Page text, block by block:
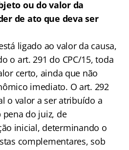
ou do valor da
de ato que deva ser
ligado ao valor da causa,
o art. 291 do CPC/15, toda
certo, ainda que não
imediato. O art. 292
o valor a ser atribuído a
pena do juiz, de
inicial, determinando o
complementares, sob